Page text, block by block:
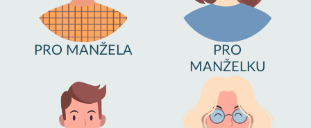
PRO MANŽELA
PRO
MANŽELKU